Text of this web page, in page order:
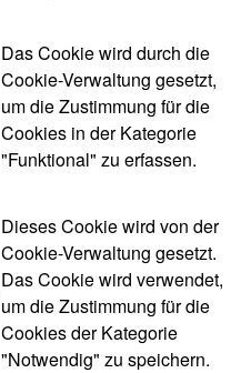
Das Cookie wird durch die
Cookie-Verwaltung gesetzt,
um die Zustimmung für die
Cookies in der Kategorie
"Funktional" zu erfassen.
Dieses Cookie wird von der
Cookie-Verwaltung gesetzt.
Das Cookie wird verwendet,
um die Zustimmung für die
Cookies der Kategorie
"Notwendig" zu speichern.